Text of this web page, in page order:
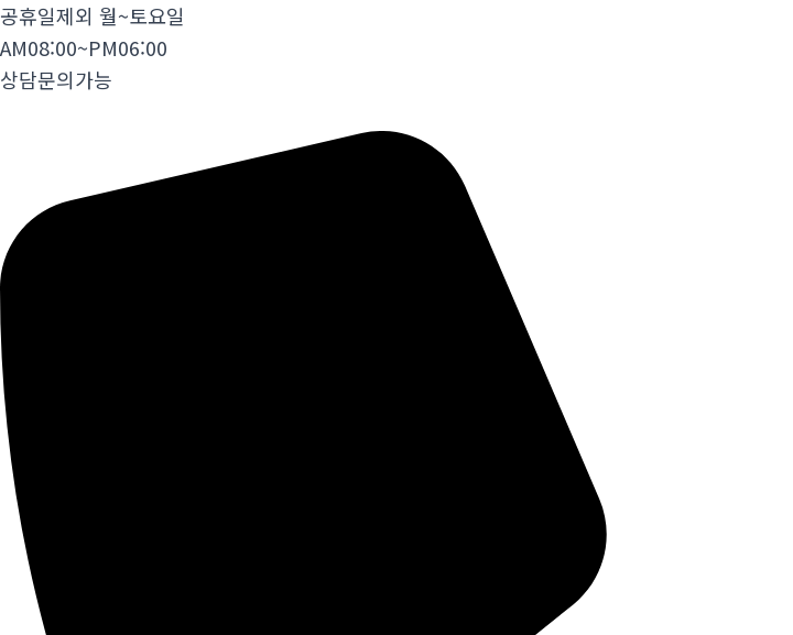
공휴일제외 월~토요일
AM08:00~PM06:00
상담문의가능